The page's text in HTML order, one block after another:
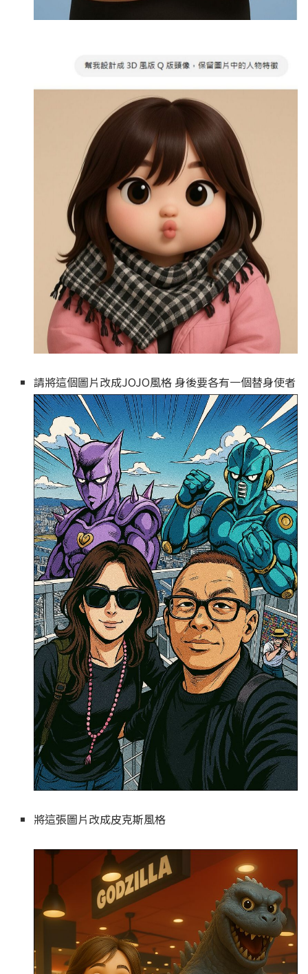
請將這個圖片改成JOJO風格 身後要各有一個替身使者
將這張圖片改成皮克斯風格